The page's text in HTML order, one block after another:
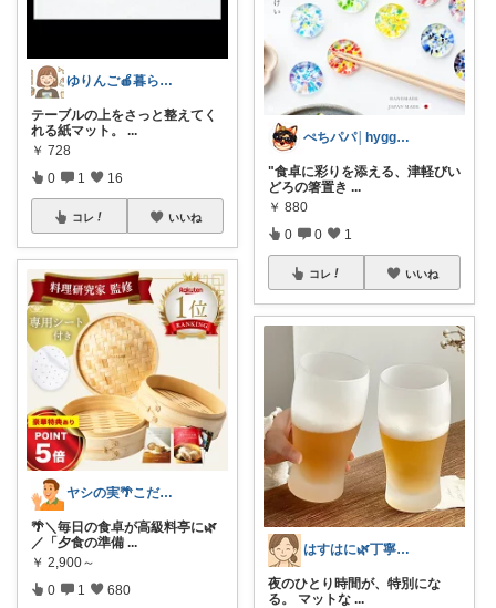
ゆりんご🍎暮らしにまつわるおすすめ品
テーブルの上をさっと整えてく
れる紙マット。
...
￥ 728
0 1 16
コレ いいね
ヤシの実🌴こだわりアイテム
🌴＼毎日の食卓が高級料亭に🌿
／「夕食の準備 ...
￥ 2,900～
0 1 680
ぺちパパ│hyggeな心意気を大切に🌿
"食卓に彩りを添える、津軽びい
どろの箸置き ...
￥ 880
0 0 1
コレ いいね
はすはに🌿丁寧な暮らし
夜のひとり時間が、特別にな
る。 マットな ...